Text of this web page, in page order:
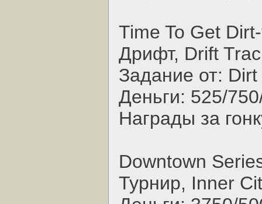
Time To Get
Дрифт, Drift
Задание от: Dirt
Деньги: 525/
Награды за
Downtown
Турнир, Inner